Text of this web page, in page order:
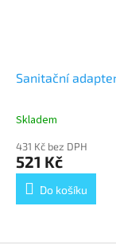
Sanitační adapter
Průměrné
produktu
je
5,0
Skladem
431 Kč bez DPH
521 Kč
Do košíku